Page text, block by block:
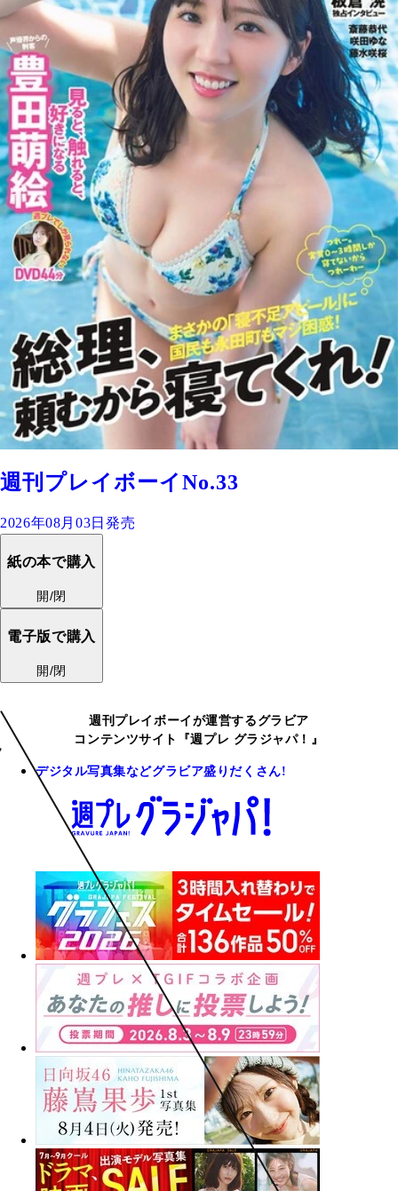
週刊プレイボーイNo.33
2026年08月03日発売
紙の本で購入
開/閉
電子版で購入
開/閉
週刊プレイボーイが運営するグラビア
コンテンツサイト『週プレ グラジャパ！』
デジタル写真集などグラビア盛りだくさん!